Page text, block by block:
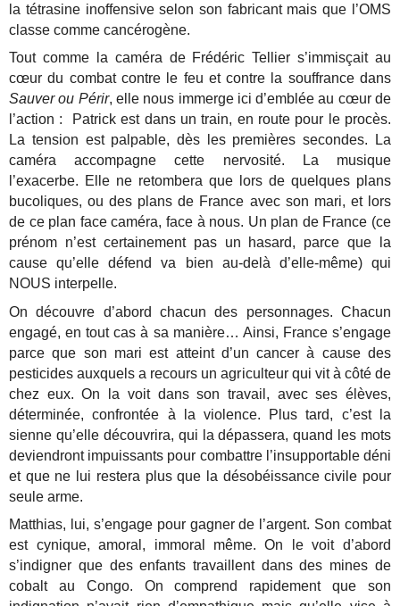
la tétrasine inoffensive selon son fabricant mais que l’OMS
classe comme cancérogène.
Tout comme la caméra de Frédéric Tellier s’immisçait au
cœur du combat contre le feu et contre la souffrance dans
Sauver ou Périr, elle nous immerge ici d’emblée au cœur de
l’action : Patrick est dans un train, en route pour le procès.
La tension est palpable, dès les premières secondes. La
caméra accompagne cette nervosité. La musique
l’exacerbe. Elle ne retombera que lors de quelques plans
bucoliques, ou des plans de France avec son mari, et lors
de ce plan face caméra, face à nous. Un plan de France (ce
prénom n’est certainement pas un hasard, parce que la
cause qu’elle défend va bien au-delà d’elle-même) qui
NOUS interpelle.
On découvre d’abord chacun des personnages. Chacun
engagé, en tout cas à sa manière… Ainsi, France s’engage
parce que son mari est atteint d’un cancer à cause des
pesticides auxquels a recours un agriculteur qui vit à côté de
chez eux. On la voit dans son travail, avec ses élèves,
déterminée, confrontée à la violence. Plus tard, c’est la
sienne qu’elle découvrira, qui la dépassera, quand les mots
deviendront impuissants pour combattre l’insupportable déni
et que ne lui restera plus que la désobéissance civile pour
seule arme.
Matthias, lui, s’engage pour gagner de l’argent. Son combat
est cynique, amoral, immoral même. On le voit d’abord
s’indigner que des enfants travaillent dans des mines de
cobalt au Congo. On comprend rapidement que son